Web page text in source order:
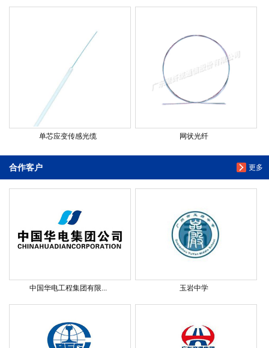
单芯应变传感光缆 网状光纤
更多
合作客户
中国华电工程集团有限... 玉岩中学